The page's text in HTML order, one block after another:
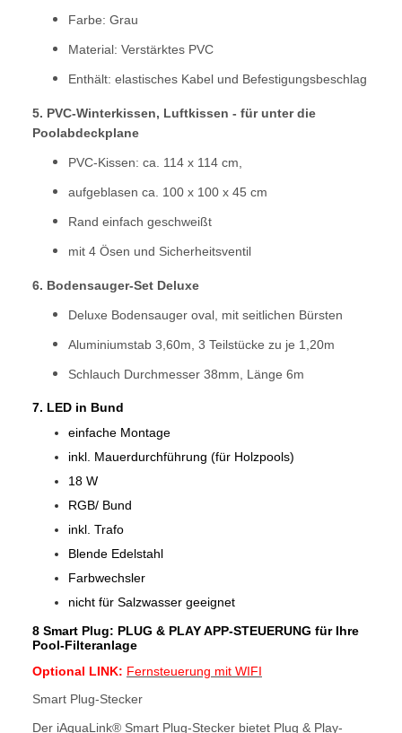
Farbe: Grau
Material: Verstärktes PVC
Enthält: elastisches Kabel und Befestigungsbeschlag
5. PVC-Winterkissen, Luftkissen - für unter die
Poolabdeckplane
PVC-Kissen: ca. 114 x 114 cm,
aufgeblasen ca. 100 x 100 x 45 cm
Rand einfach geschweißt
mit 4 Ösen und Sicherheitsventil
6. Bodensauger-Set Deluxe
Deluxe Bodensauger oval, mit seitlichen Bürsten
Aluminiumstab 3,60m, 3 Teilstücke zu je 1,20m
Schlauch Durchmesser 38mm, Länge 6m
7. LED in Bund
einfache Montage
inkl. Mauerdurchführung (für Holzpools)
18 W
RGB/ Bund
inkl. Trafo
Blende Edelstahl
Farbwechsler
nicht für Salzwasser geeignet
8 Smart Plug: PLUG & PLAY APP-STEUERUNG für Ihre
Pool-Filteranlage
Optional LINK: Fernsteuerung mit WIFI
Smart Plug-Stecker
Der iAquaLink® Smart Plug-Stecker bietet Plug & Play-